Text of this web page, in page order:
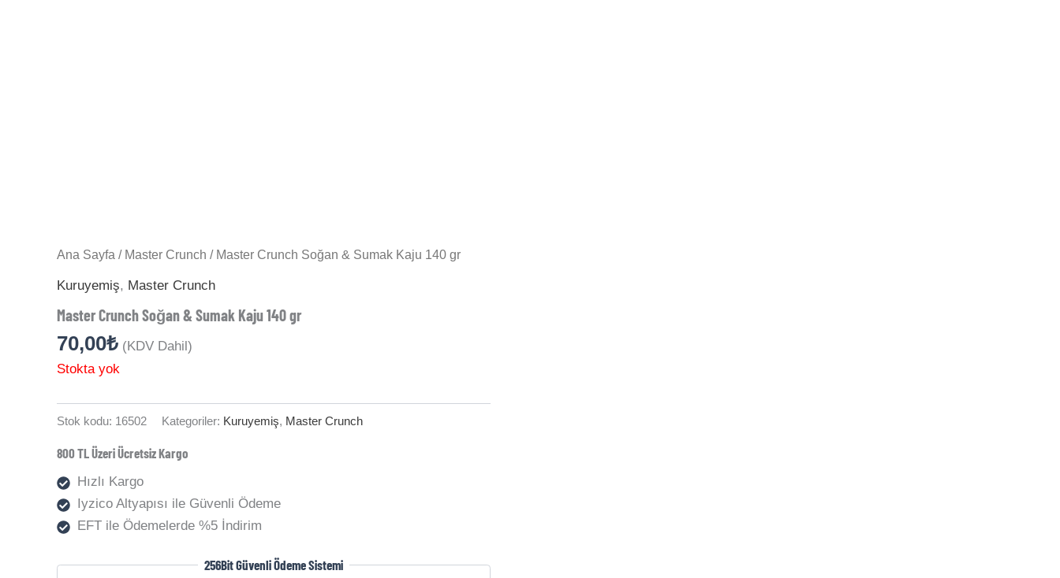
Ana Sayfa / Master Crunch / Master Crunch Soğan & Sumak Kaju 140 gr
Kuruyemiş, Master Crunch
Master Crunch Soğan & Sumak Kaju 140 gr
70,00₺ (KDV Dahil)
Stokta yok
Stok kodu: 16502 Kategoriler: Kuruyemiş, Master Crunch
800 TL Üzeri Ücretsiz Kargo
Hızlı Kargo
Iyzico Altyapısı ile Güvenli Ödeme
EFT ile Ödemelerde %5 İndirim
256Bit Güvenli Ödeme Sistemi